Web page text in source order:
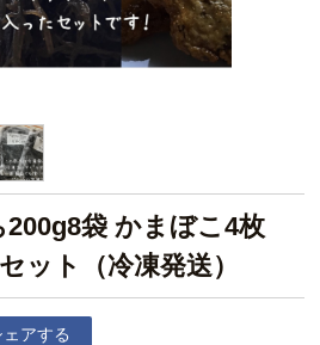
袋 かまぼこ4枚
ット（冷凍発送）
ェアする